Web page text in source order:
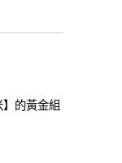
的黃金組